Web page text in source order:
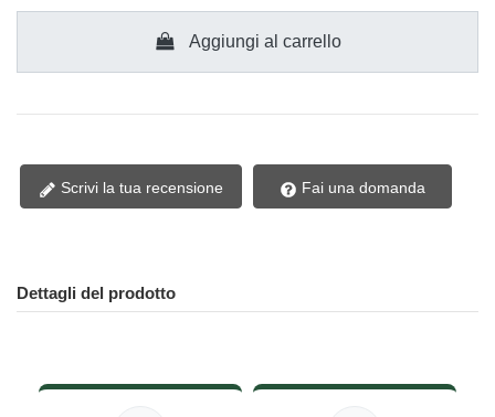
Aggiungi al carrello
Scrivi la tua recensione Fai una domanda
Dettagli del prodotto